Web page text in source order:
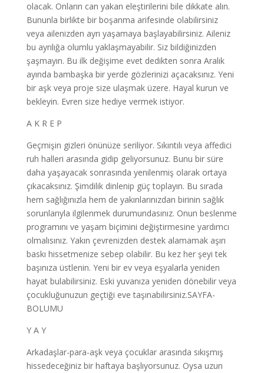
olacak. Onların can yakan eleştirilerini bile dikkate alın.
Bununla birlikte bir boşanma arifesinde olabilirsiniz
veya ailenizden ayrı yaşamaya başlayabilirsiniz. Aileniz
bu ayrılığa olumlu yaklaşmayabilir. Siz bildiğinizden
şaşmayın. Bu ilk değişime evet dedikten sonra Aralık
ayında bambaşka bir yerde gözlerinizi açacaksınız. Yeni
bir aşk veya proje size ulaşmak üzere. Hayal kurun ve
bekleyin. Evren size hediye vermek istiyor.
A K R E P
Geçmişin gizleri önünüze seriliyor. Sıkıntılı veya affedici
ruh halleri arasında gidip geliyorsunuz. Bunu bir süre
daha yaşayacak sonrasında yenilenmiş olarak ortaya
çıkacaksınız. Şimdilik dinlenip güç toplayın. Bu sırada
hem sağlığınızla hem de yakınlarınızdan birinin sağlık
sorunlarıyla ilgilenmek durumundasınız. Onun beslenme
programını ve yaşam biçimini değiştirmesine yardımcı
olmalısınız. Yakın çevrenizden destek alamamak aşırı
baskı hissetmenize sebep olabilir. Bu kez her şeyi tek
başınıza üstlenin. Yeni bir ev veya eşyalarla yeniden
hayat bulabilirsiniz. Eski yuvanıza yeniden dönebilir veya
çocukluğunuzun geçtiği eve taşınabilirsiniz.SAYFA-
BOLUMU
Y A Y
Arkadaşlar-para-aşk veya çocuklar arasında sıkışmış
hissedeceğiniz bir haftaya başlıyorsunuz. Oysa uzun